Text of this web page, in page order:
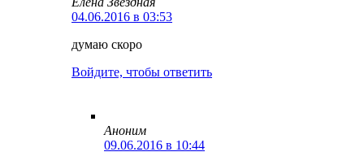
04.06.2016 в 03:53
думаю скоро
Войдите, чтобы ответить
Аноним
09.06.2016 в 10:44